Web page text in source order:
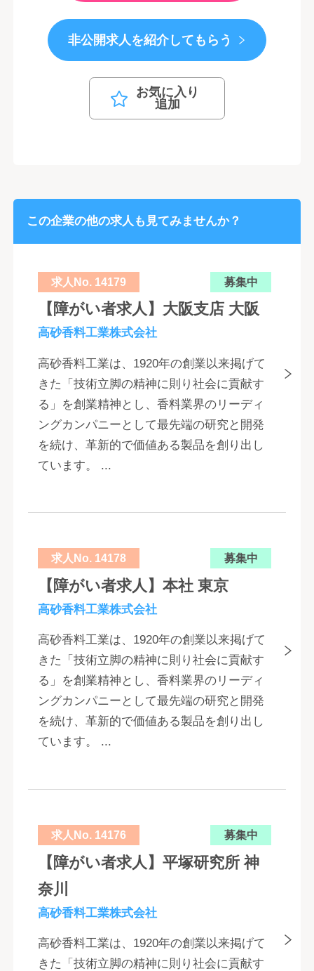
非公開求人を紹介してもらう
お気に入り
追加
この企業の他の求人も見てみませんか？
求人No. 14179 募集中
【障がい者求人】大阪支店 大阪
高砂香料工業株式会社
高砂香料工業は、1920年の創業以来掲げて
きた「技術立脚の精神に則り社会に貢献す
る」を創業精神とし、香料業界のリーディ
ングカンパニーとして最先端の研究と開発
を続け、革新的で価値ある製品を創り出し
ています。 ...
求人No. 14178 募集中
【障がい者求人】本社 東京
高砂香料工業株式会社
高砂香料工業は、1920年の創業以来掲げて
きた「技術立脚の精神に則り社会に貢献す
る」を創業精神とし、香料業界のリーディ
ングカンパニーとして最先端の研究と開発
を続け、革新的で価値ある製品を創り出し
ています。 ...
求人No. 14176 募集中
【障がい者求人】平塚研究所 神
奈川
高砂香料工業株式会社
高砂香料工業は、1920年の創業以来掲げて
きた「技術立脚の精神に則り社会に貢献す